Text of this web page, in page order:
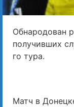
Обнародован
получивших
го тура.
Матч в